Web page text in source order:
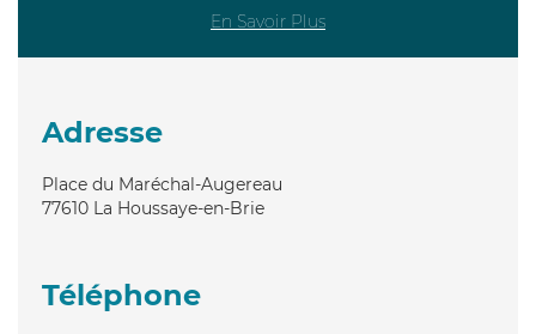
En Savoir Plus
Adresse
Place du Maréchal-Augereau
77610 La Houssaye-en-Brie
Téléphone